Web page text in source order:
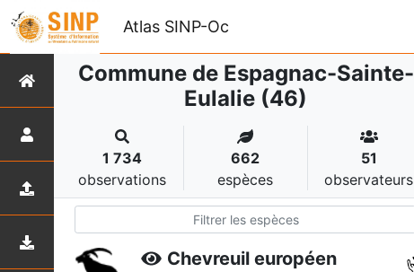
Atlas SINP-Oc
Commune de Espagnac-Sainte-
Eulalie (46)
1 734
observations
662
espèces
51
observateurs
Chevreuil européen